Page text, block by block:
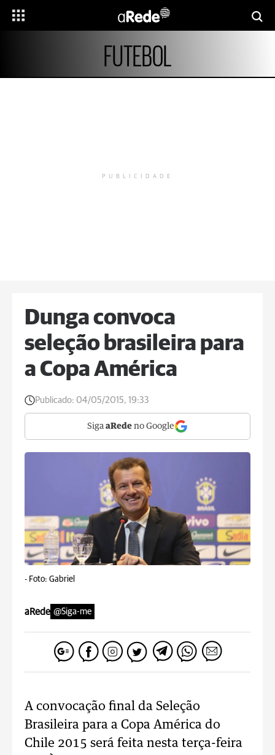
FUTEBOL
PUBLICIDADE
Dunga convoca
seleção brasileira para
a Copa América
Publicado: 04/05/2015, 19:33
Siga aRede no Google
- Foto: Gabriel
aRede @Siga-me
A convocação final da Seleção
Brasileira para a Copa América do
Chile 2015 será feita nesta terça-feira